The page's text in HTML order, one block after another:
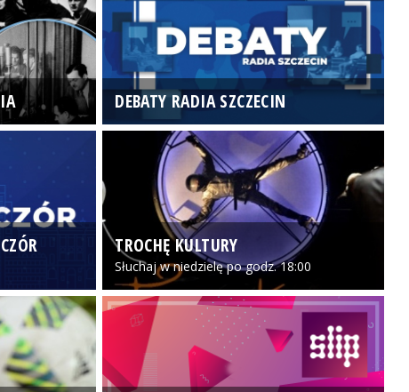
DEBATY RADIA SZCZECIN
TROCHĘ KULTURY
Słuchaj w niedzielę po godz. 18:00